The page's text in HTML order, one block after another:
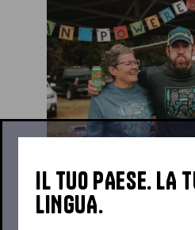
IL TUO PAESE. LA
LINGUA.